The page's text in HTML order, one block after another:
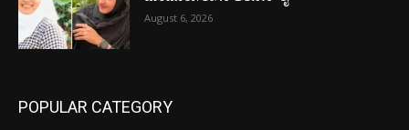
August 6, 2026
POPULAR CATEGORY